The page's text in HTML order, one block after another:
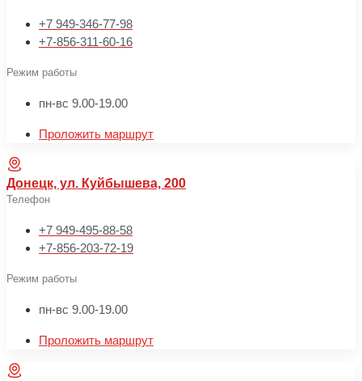
+7 949-346-77-98
+7-856-311-60-16
Режим работы
пн-вс 9.00-19.00
Проложить маршрут
Донецк, ул. Куйбышева, 200
Телефон
+7 949-495-88-58
+7-856-203-72-19
Режим работы
пн-вс 9.00-19.00
Проложить маршрут